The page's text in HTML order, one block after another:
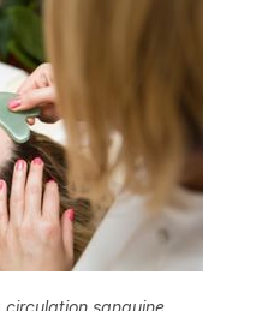
circulation sanguine